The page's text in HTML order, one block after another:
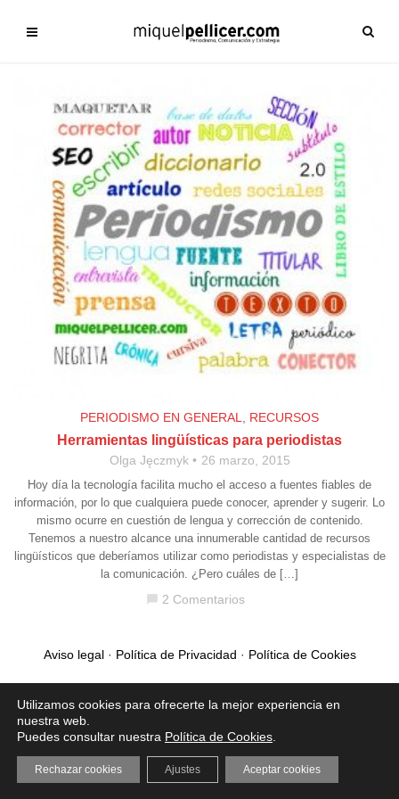
PERIODISMO EN GENERAL RECURSOS
Herramientas lingüísticas para periodistas
Olga Jęczmyk 26 marzo, 2015
Hoy día la tecnología facilita mucho el acceso a fuentes fiables de
información, por lo que cualquiera puede conocer, aprender y sugerir. Lo
mismo ocurre en cuestión de lengua y corrección de contenido.
Tenemos a nuestro alcance una innumerable cantidad de recursos
lingüísticos que deberíamos utilizar como periodistas y especialistas de
la comunicación. ¿Pero cuáles de […]
chat_bubble 2 Comentarios
Aviso legal· Política de Privacidad · Política de Cookies
Utilizamos cookies para ofrecerte la mejor experiencia en
nuestra web.
Puedes consultar nuestra Política de Cookies
Aceptar cookies
Rechazar cookies Ajustes